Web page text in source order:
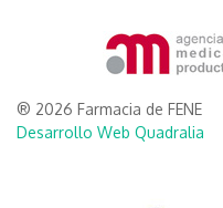
® 2026 Farmacia de FENE
Desarrollo Web Quadralia